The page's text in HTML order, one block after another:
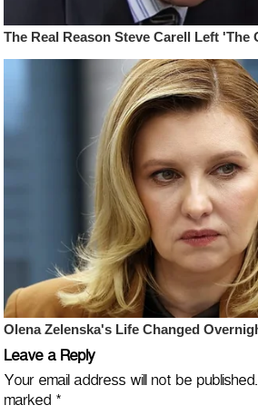
Leave a Reply
Your email address will not be published.
marked *